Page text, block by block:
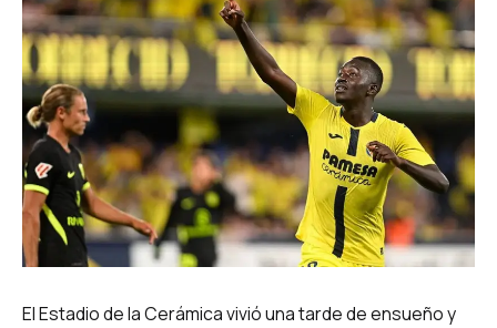
El Estadio de la Cerámica vivió una tarde de ensueño y